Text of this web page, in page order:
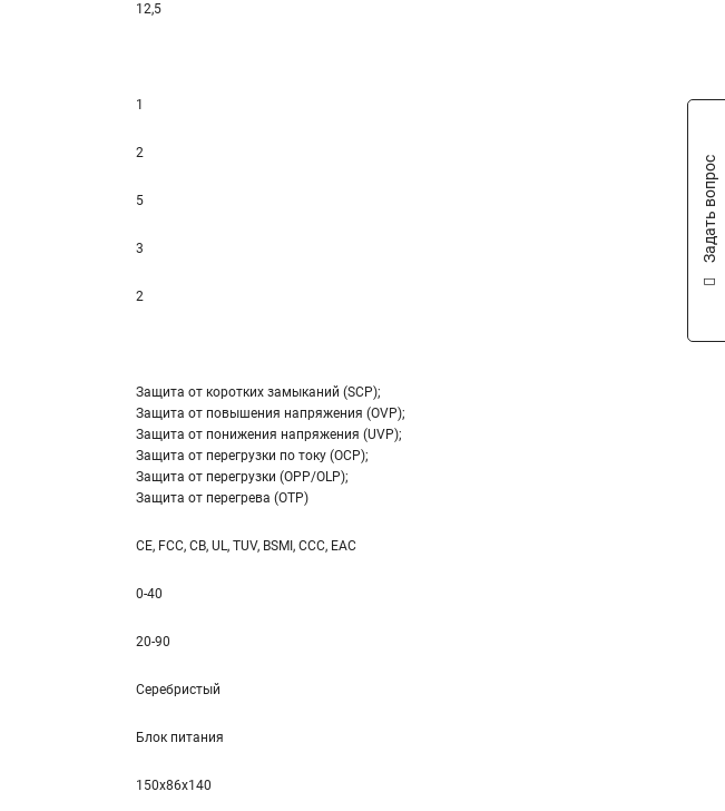
12,5
1
2
5
3
2
Защита от коротких замыканий (SCP);
Защита от повышения напряжения (OVP);
Защита от понижения напряжения (UVP);
Защита от перегрузки по току (OCP);
Защита от перегрузки (OPP/OLP);
Защита от перегрева (OTP)
CE, FCC, CB, UL, TUV, BSMI, CCC, EAC
0-40
20-90
Серебристый
Блок питания
150x86x140
Задать вопрос